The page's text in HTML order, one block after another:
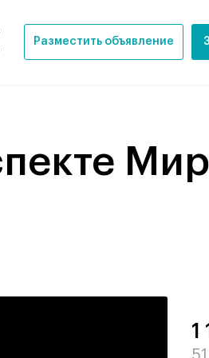
Разместить объявление
1